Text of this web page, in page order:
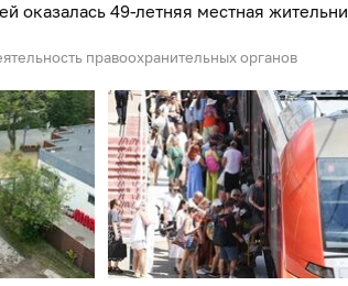
оказалась 49-летняя местная
правоохранительных органов